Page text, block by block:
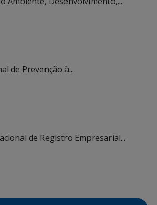
de Prevenção à...
de Registro Empresarial...